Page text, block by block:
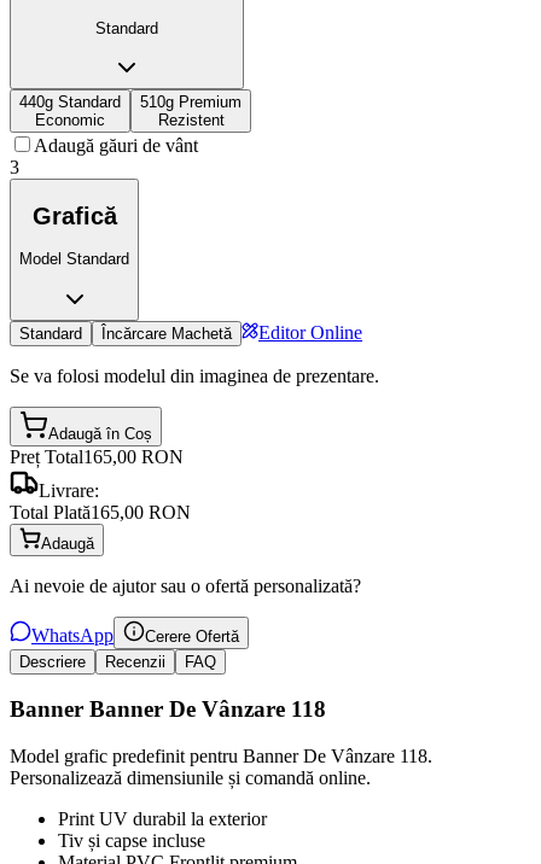
Standard
440g Standard
Economic
510g Premium
Rezistent
Adaugă găuri de vânt
3
Grafică
Model Standard
Standard Încărcare Machetă Editor Online
Se va folosi modelul din imaginea de prezentare.
Adaugă în Coș
Preț Total165,00 RON
Livrare:
Total Plată165,00 RON
Adaugă
Ai nevoie de ajutor sau o ofertă personalizată?
WhatsApp
Cerere Ofertă
Descriere
Recenzii FAQ
Banner Banner De Vânzare 118
Model grafic predefinit pentru Banner De Vânzare 118.
Personalizează dimensiunile și comandă online.
Print UV durabil la exterior
Tiv și capse incluse